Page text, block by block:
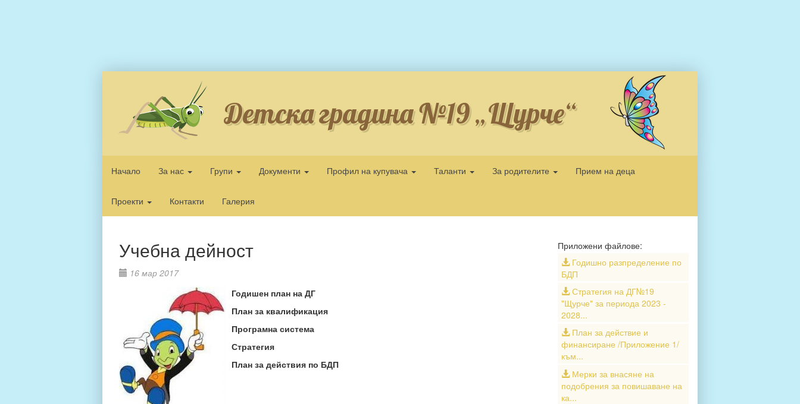
Детска градина №19 „Щурче“
Начало За нас Групи Документи Профил на купувача Таланти За родителите Прием на деца
Проекти Контакти Галерия
Учебна дейност
16 мар 2017
Годишен план на ДГ
План за квалификация
Програмна система
Стратегия
План за действия по БДП
Приложени файлове:
Годишно разпределение по
БДП
Стратегия на ДГ№19
"Щурче" за периода 2023 -
2028...
План за действие и
финансиране /Приложение 1/
към...
Мерки за внасяне на
подобрения за повишаване на
ка...